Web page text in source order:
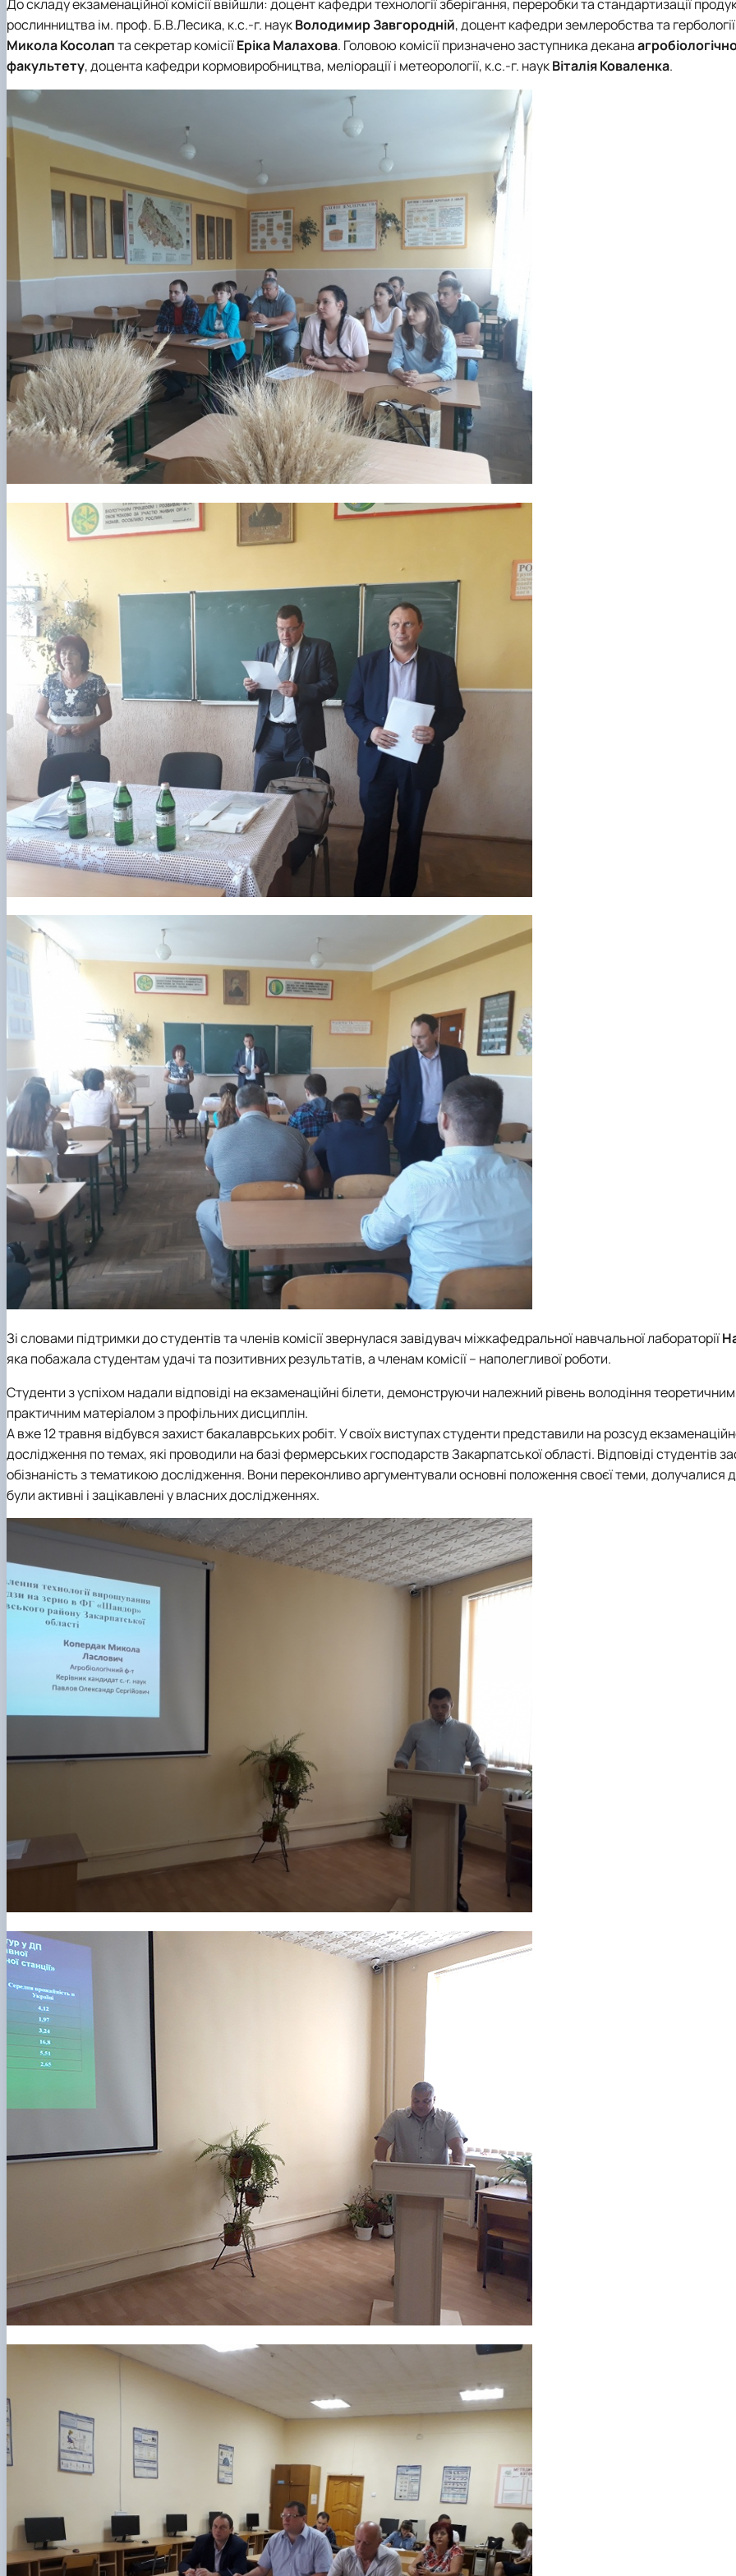
До складу екзаменаційної комісії ввійшли: доцент кафедри технології зберігання, переробки та стандартизації
рослинництва ім. проф. Б.В.Лесика, к.с.-г. наукВолодимир Завгородній, доцент кафедри землеробства та
Микола Косолапта секретар комісіїЕріка Малахова. Головою комісії призначено заступника декана
факультету, доцента кафедри кормовиробництва, меліорації і метеорології, к.с.-г. наукВіталія Коваленка.
Зі словами підтримки до студентів та членів комісії звернулася завідувач міжкафедральної навчальної лабораторії
яка побажала студентам удачі та позитивних результатів, а членам комісії – наполегливої роботи.
Студенти з успіхом надали відповіді на екзаменаційні білети, демонструючи належний рівень володіння
практичним матеріалом з профільних дисциплін.
А вже 12 травня відбувся захист бакалаврських робіт. У своїх виступах студенти представили на розсуд
дослідження по темах, які проводили на базі фермерських господарств Закарпатської області. Відповіді студентів
обізнаність з тематикою дослідження. Вони переконливо аргументували основні положення своєї теми, долучалися
були активні і зацікавлені у власних дослідженнях.